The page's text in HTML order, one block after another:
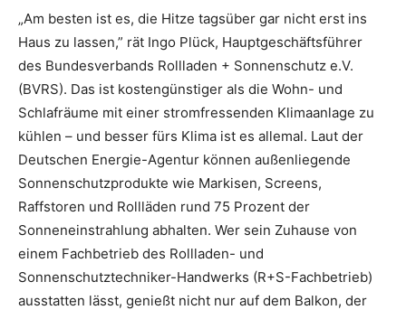
„Am besten ist es, die Hitze tagsüber gar nicht erst ins
Haus zu lassen,” rät Ingo Plück, Hauptgeschäftsführer
des Bundesverbands Rollladen + Sonnenschutz e.V.
(BVRS). Das ist kostengünstiger als die Wohn- und
Schlafräume mit einer stromfressenden Klimaanlage zu
kühlen – und besser fürs Klima ist es allemal. Laut der
Deutschen Energie-Agentur können außenliegende
Sonnenschutzprodukte wie Markisen, Screens,
Raffstoren und Rollläden rund 75 Prozent der
Sonneneinstrahlung abhalten. Wer sein Zuhause von
einem Fachbetrieb des Rollladen- und
Sonnenschutztechniker-Handwerks (R+S-Fachbetrieb)
ausstatten lässt, genießt nicht nur auf dem Balkon, der